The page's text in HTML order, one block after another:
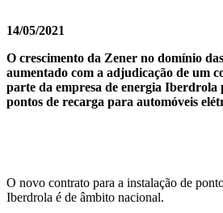
14/05/2021
O crescimento da Zener no domínio
aumentado com a adjudicação de um
parte da empresa de energia Iberdrola
pontos de recarga para automóveis
O novo contrato para a instalação de
Iberdrola é de âmbito nacional.